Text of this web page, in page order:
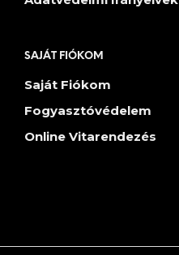
SAJÁT FIÓKOM
Saját Fiókom
Fogyasztóvédelem
Online Vitarendezés